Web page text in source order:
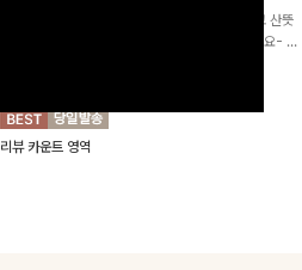
[청순무드/체형커버]꾸안꾸 무드의 정석🤍 가볍고 산뜻
한 착용감으로 여름 내내 손이 자주 가는 원피스예요- 은
리뷰 카운트 영역